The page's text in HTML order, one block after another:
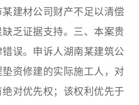
建材公司财产不足以清偿
乏证据支持。三、本案贵
误。申诉人湖南某建筑公
资修建的实际施工人，对
对优先权；该权利优先于